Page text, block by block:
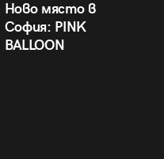
Ново място в
София: PINK
BALLOON